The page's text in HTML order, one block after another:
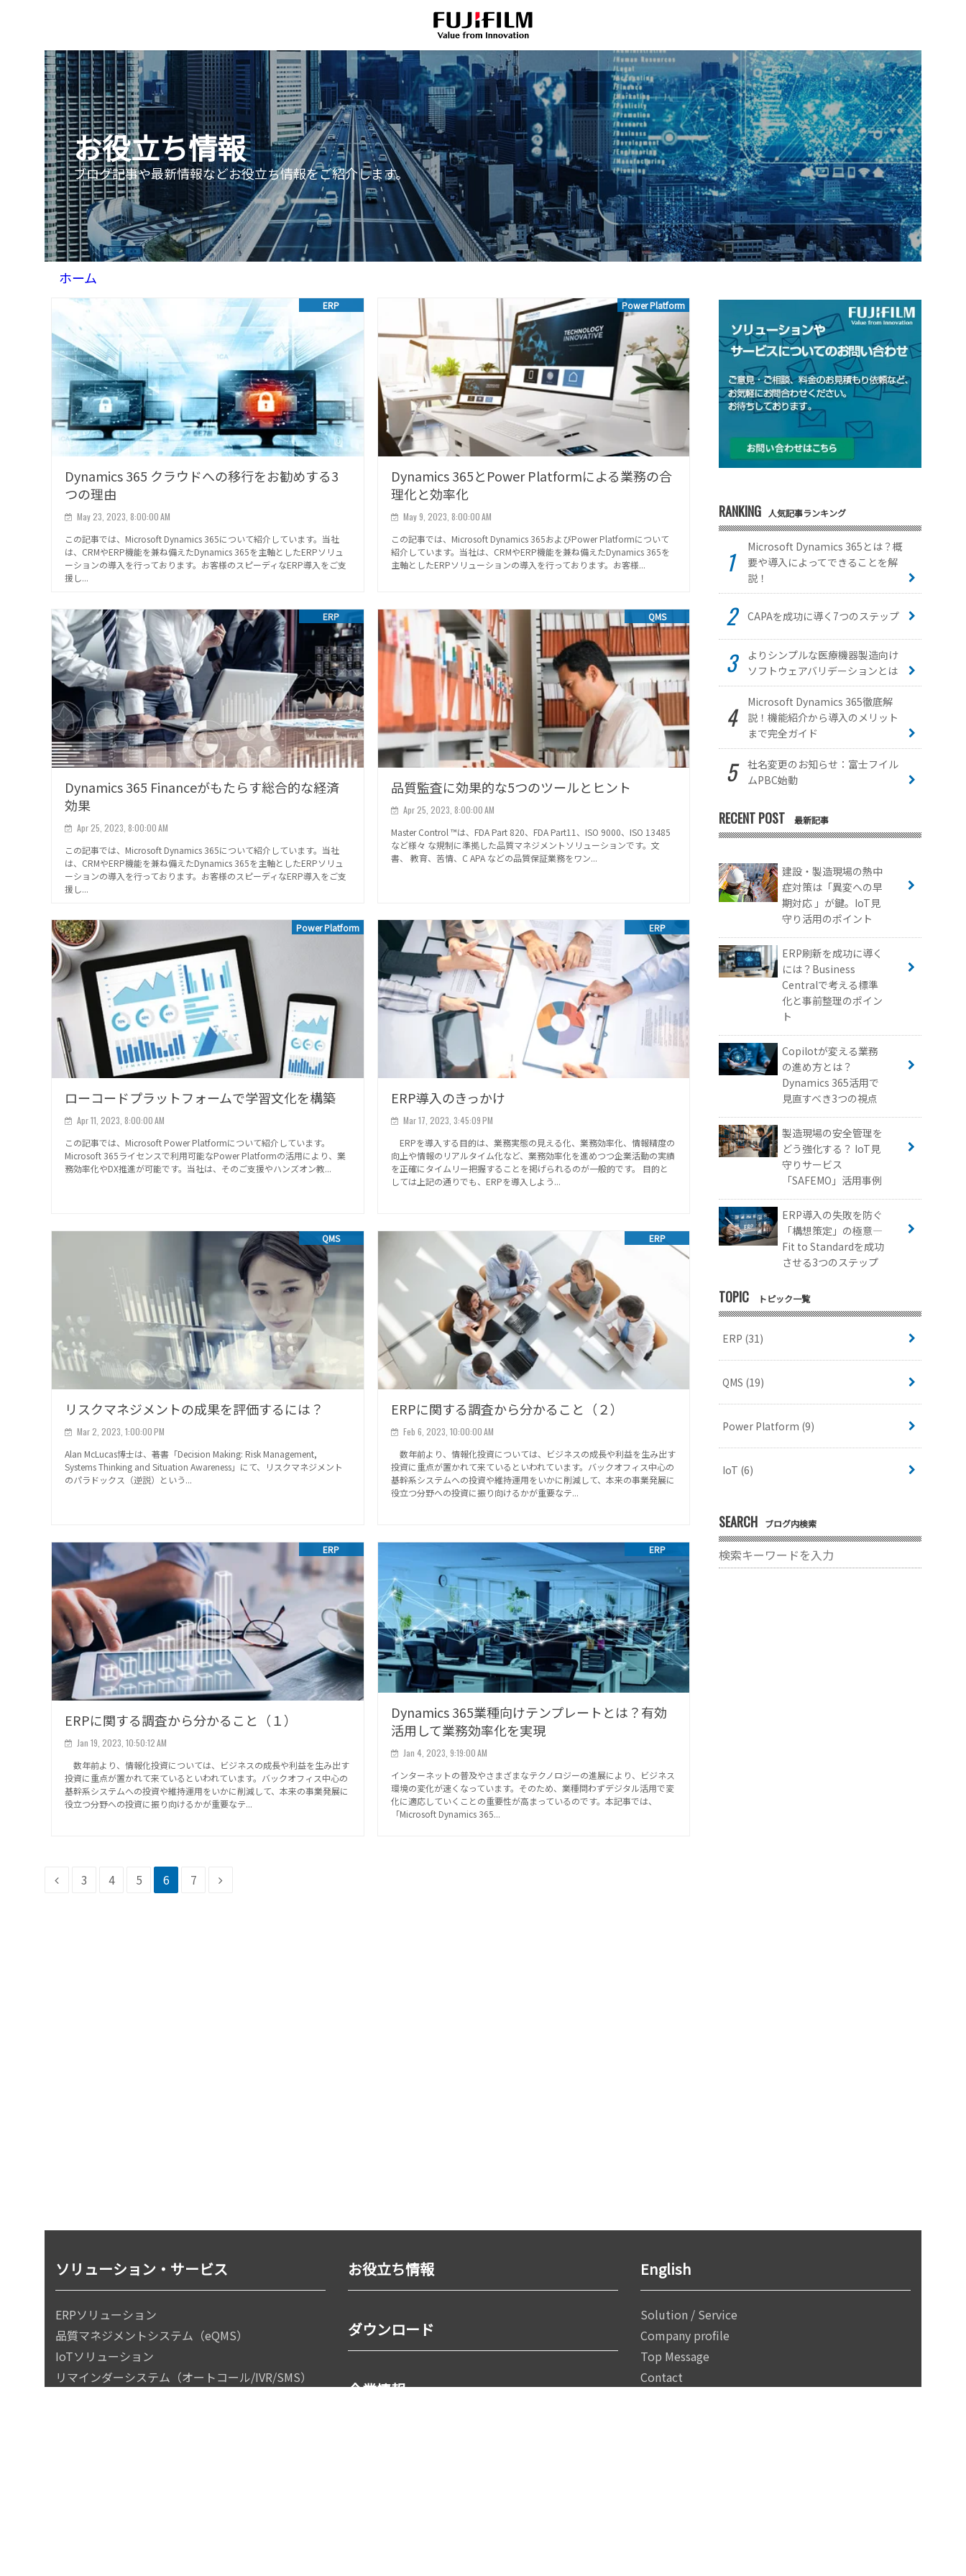
お役立ち情報
ブログ記事や最新情報などお役立ち情報をご紹介します。
ホーム
ERP
Dynamics 365 クラウドへの移行をお勧めする3
つの理由
May 23, 2023, 8:00:00 AM
この記事では、Microsoft Dynamics 365について紹介しています。当社
は、CRMやERP機能を兼ね備えたDynamics 365を主軸としたERPソリュ
ーションの導入を行っております。お客様のスピーディなERP導入をご支
援し...
Power Platform
Dynamics 365とPower Platformによる業務の合
理化と効率化
May 9, 2023, 8:00:00 AM
この記事では、Microsoft Dynamics 365およびPower Platformについて
紹介しています。当社は、CRMやERP機能を兼ね備えたDynamics 365を
主軸としたERPソリューションの導入を行っております。お客様...
ERP
Dynamics 365 Financeがもたらす総合的な経済
効果
Apr 25, 2023, 8:00:00 AM
この記事では、Microsoft Dynamics 365について紹介しています。当社
は、CRMやERP機能を兼ね備えたDynamics 365を主軸としたERPソリュ
ーションの導入を行っております。お客様のスピーディなERP導入をご支
援し...
QMS
品質監査に効果的な5つのツールとヒント
Apr 25, 2023, 8:00:00 AM
Master Control ™は、FDA Part 820、FDA Part11、ISO 9000、ISO 13485
など様々 な規制に準拠した品質マネジメントソリューションです。文
書、 教育、苦情、C APA などの品質保証業務をワン...
Power Platform
ローコードプラットフォームで学習文化を構築
Apr 11, 2023, 8:00:00 AM
この記事では、Microsoft Power Platformについて紹介しています。
Microsoft 365ライセンスで利用可能なPower Platformの活用により、業
務効率化やDX推進が可能です。当社は、そのご支援やハンズオン教...
ERP
ERP導入のきっかけ
Mar 17, 2023, 3:45:09 PM
ERPを導入する目的は、業務実態の見える化、業務効率化、情報精度の
向上や情報のリアルタイム化など、業務効率化を進めつつ企業活動の実績
を正確にタイムリー把握することを掲げられるのが一般的です。 目的と
しては上記の通りでも、ERPを導入しよう...
QMS
リスクマネジメントの成果を評価するには？
Mar 2, 2023, 1:00:00 PM
Alan McLucas博士は、著書「Decision Making: Risk Management,
Systems Thinking and Situation Awareness」にて、リスクマネジメント
のパラドックス（逆説）という...
ERP
ERPに関する調査から分かること（２）
Feb 6, 2023, 10:00:00 AM
数年前より、情報化投資については、ビジネスの成長や利益を生み出す
投資に重点が置かれて来ているといわれています。バックオフィス中心の
基幹系システムへの投資や維持運用をいかに削減して、本来の事業発展に
役立つ分野への投資に振り向けるかが重要なテ...
ERP
ERPに関する調査から分かること（１）
Jan 19, 2023, 10:50:12 AM
数年前より、情報化投資については、ビジネスの成長や利益を生み出す
投資に重点が置かれて来ているといわれています。バックオフィス中心の
基幹系システムへの投資や維持運用をいかに削減して、本来の事業発展に
役立つ分野への投資に振り向けるかが重要なテ...
ERP
Dynamics 365業種向けテンプレートとは？有効
活用して業務効率化を実現
Jan 4, 2023, 9:19:00 AM
インターネットの普及やさまざまなテクノロジーの進展により、ビジネス
環境の変化が速くなっています。そのため、業種問わずデジタル活用で変
化に適応していくことの重要性が高まっているのです。本記事では、
「Microsoft Dynamics 365...
3 4 5 6 7
RANKING 人気記事ランキング
Microsoft Dynamics 365とは？概
要や導入によってできることを解
説！
CAPAを成功に導く7つのステップ
よりシンプルな医療機器製造向け
ソフトウェアバリデーションとは
Microsoft Dynamics 365徹底解
説！機能紹介から導入のメリット
まで完全ガイド
社名変更のお知らせ：富士フイル
ムPBC始動
RECENT POST 最新記事
建設・製造現場の熱中
症対策は「異変への早
期対応 」が鍵。IoT見
守り活用のポイント
ERP刷新を成功に導く
には？Business
Centralで考える標準
化と事前整理のポイン
ト
Copilotが変える業務
の進め方とは？
Dynamics 365活用で
見直すべき3つの視点
製造現場の安全管理を
どう強化する？ IoT見
守りサービス
「SAFEMO」活用事例
ERP導入の失敗を防ぐ
「構想策定」の極意—
Fit to Standardを成功
させる3つのステップ
TOPIC トピック一覧
ERP (31)
QMS (19)
Power Platform (9)
IoT (6)
SEARCH ブログ内検索
ソリューション・サービス
ERPソリューション
品質マネジメントシステム（eQMS）
IoTソリューション
リマインダーシステム（オートコール/IVR/SMS）
お役立ち情報
ダウンロード
企業情報
English
Solution / Service
Company profile
Top Message
Contact